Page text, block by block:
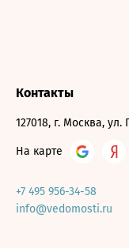
Контакты
127018, г. Москва, ул.
На карте
+7 495 956-34-58
info@vedomosti.ru